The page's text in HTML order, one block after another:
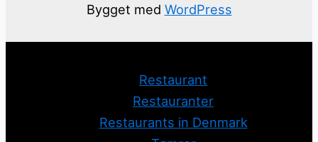
Bygget med WordPress
Restaurant
Restauranter
Restaurants in Denmark